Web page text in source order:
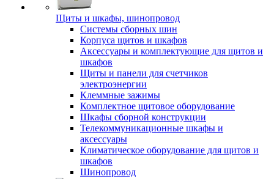
Щиты и шкафы, шинопровод
Системы сборных шин
Корпуса щитов и шкафов
Аксессуары и комплектующие для щитов и
шкафов
Щиты и панели для счетчиков
электроэнергии
Клеммные зажимы
Комплектное щитовое оборудование
Шкафы сборной конструкции
Телекоммуникационные шкафы и
аксессуары
Климатическое оборудование для щитов и
шкафов
Шинопровод